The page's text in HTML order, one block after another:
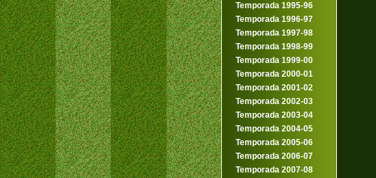
Temporada 1995-96
Temporada 1996-97
Temporada 1997-98
Temporada 1998-99
Temporada 1999-00
Temporada 2000-01
Temporada 2001-02
Temporada 2002-03
Temporada 2003-04
Temporada 2004-05
Temporada 2005-06
Temporada 2006-07
Temporada 2007-08